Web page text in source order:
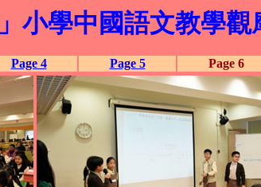
小學中國語文教學
Page 4 Page 5 Page 6